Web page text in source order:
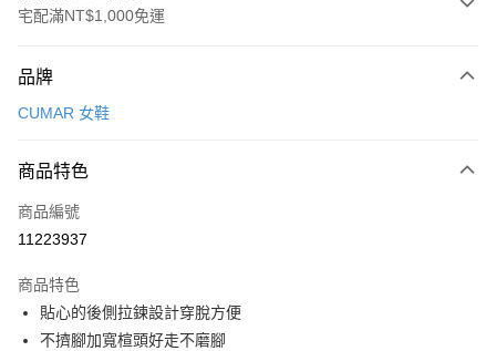
宅配滿NT$1,000免運
信用卡一次付款
Apple Pay
街口支付
宅配
每筆NT$90，滿NT$1,000(含以上)免運費
品牌
CUMAR 女鞋
商品特色
商品編號
11223937
商品特色
貼心的後側拉鍊設計穿脫方便
不擠腳加寬楦頭好走不磨腳